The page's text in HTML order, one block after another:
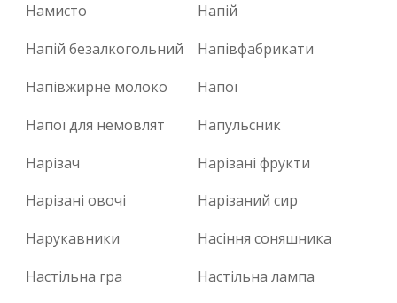
Намисто
Напій
Напій безалкогольний
Напівфабрикати
Напівжирне молоко
Напої
Напої для немовлят
Напульсник
Нарізач
Нарізані фрукти
Нарізані овочі
Нарізаний сир
Нарукавники
Насіння соняшника
Настільна гра
Настільна лампа